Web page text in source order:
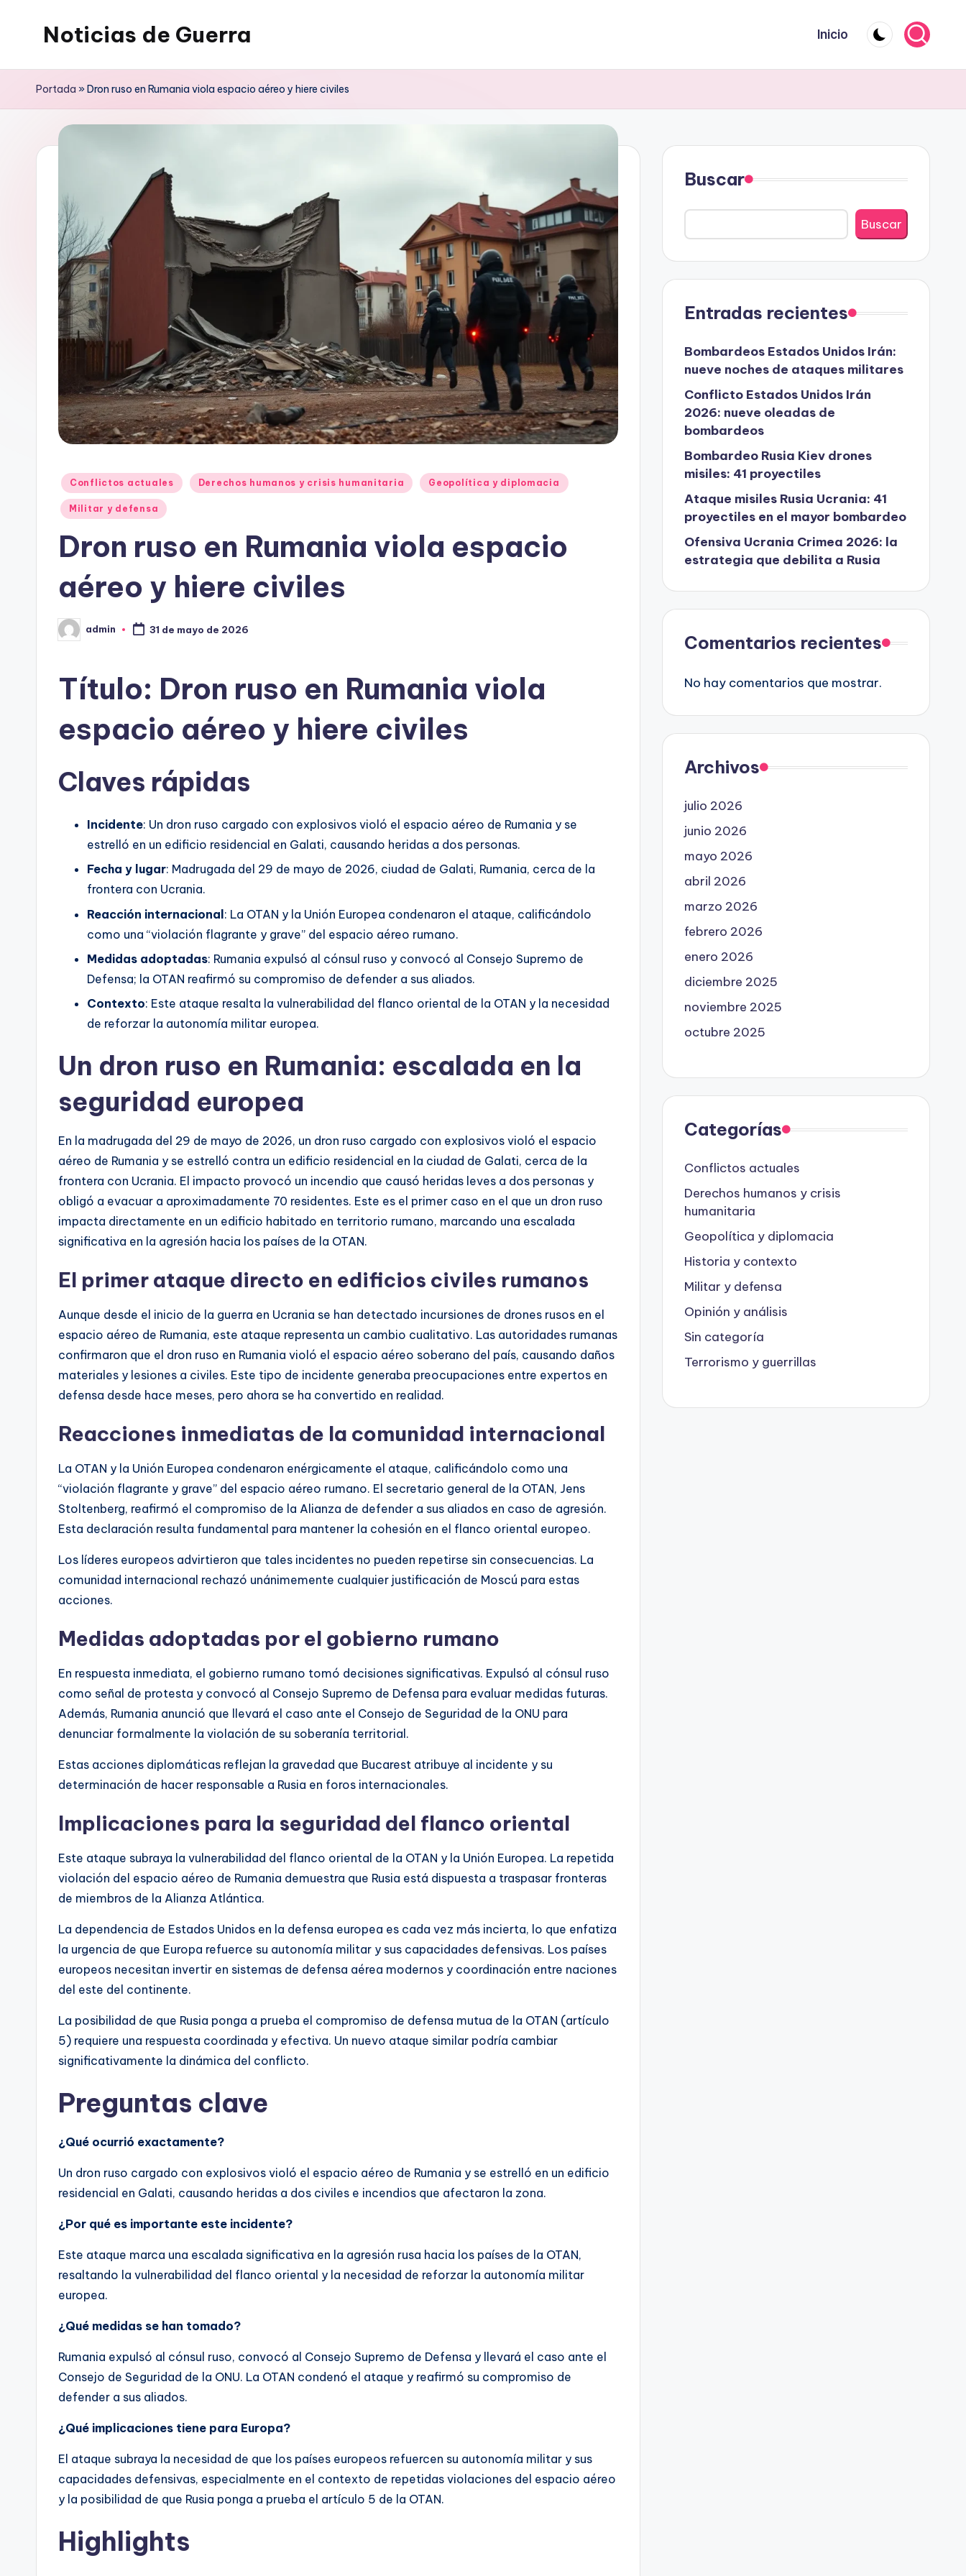
Noticias de Guerra Inicio
Portada »Dron ruso en Rumania viola espacio aéreo y hiere civiles
Publicado
en
Conflictos actuales Derechos humanos y crisis humanitaria Geopolítica y diplomacia
Militar y defensa
Dron ruso en Rumania viola espacio
aéreo y hiere civiles
Publicado
por
admin 31 de mayo de 2026
Título: Dron ruso en Rumania viola
espacio aéreo y hiere civiles
Claves rápidas
Incidente: Un dron ruso cargado con explosivos violó el espacio aéreo de Rumania y se
estrelló en un edificio residencial en Galati, causando heridas a dos personas.
Fecha y lugar: Madrugada del 29 de mayo de 2026, ciudad de Galati, Rumania, cerca de la
frontera con Ucrania.
Reacción internacional: La OTAN y la Unión Europea condenaron el ataque, calificándolo
como una “violación flagrante y grave” del espacio aéreo rumano.
Medidas adoptadas: Rumania expulsó al cónsul ruso y convocó al Consejo Supremo de
Defensa; la OTAN reafirmó su compromiso de defender a sus aliados.
Contexto: Este ataque resalta la vulnerabilidad del flanco oriental de la OTAN y la necesidad
de reforzar la autonomía militar europea.
Un dron ruso en Rumania: escalada en la
seguridad europea
En la madrugada del 29 de mayo de 2026, un dron ruso cargado con explosivos violó el espacio
aéreo de Rumania y se estrelló contra un edificio residencial en la ciudad de Galati, cerca de la
frontera con Ucrania. El impacto provocó un incendio que causó heridas leves a dos personas y
obligó a evacuar a aproximadamente 70 residentes. Este es el primer caso en el que un dron ruso
impacta directamente en un edificio habitado en territorio rumano, marcando una escalada
significativa en la agresión hacia los países de la OTAN.
El primer ataque directo en edificios civiles rumanos
Aunque desde el inicio de la guerra en Ucrania se han detectado incursiones de drones rusos en el
espacio aéreo de Rumania, este ataque representa un cambio cualitativo. Las autoridades rumanas
confirmaron que el dron ruso en Rumania violó el espacio aéreo soberano del país, causando daños
materiales y lesiones a civiles. Este tipo de incidente generaba preocupaciones entre expertos en
defensa desde hace meses, pero ahora se ha convertido en realidad.
Reacciones inmediatas de la comunidad internacional
La OTAN y la Unión Europea condenaron enérgicamente el ataque, calificándolo como una
“violación flagrante y grave” del espacio aéreo rumano. El secretario general de la OTAN, Jens
Stoltenberg, reafirmó el compromiso de la Alianza de defender a sus aliados en caso de agresión.
Esta declaración resulta fundamental para mantener la cohesión en el flanco oriental europeo.
Los líderes europeos advirtieron que tales incidentes no pueden repetirse sin consecuencias. La
comunidad internacional rechazó unánimemente cualquier justificación de Moscú para estas
acciones.
Medidas adoptadas por el gobierno rumano
En respuesta inmediata, el gobierno rumano tomó decisiones significativas. Expulsó al cónsul ruso
como señal de protesta y convocó al Consejo Supremo de Defensa para evaluar medidas futuras.
Además, Rumania anunció que llevará el caso ante el Consejo de Seguridad de la ONU para
denunciar formalmente la violación de su soberanía territorial.
Estas acciones diplomáticas reflejan la gravedad que Bucarest atribuye al incidente y su
determinación de hacer responsable a Rusia en foros internacionales.
Implicaciones para la seguridad del flanco oriental
Este ataque subraya la vulnerabilidad del flanco oriental de la OTAN y la Unión Europea. La repetida
violación del espacio aéreo de Rumania demuestra que Rusia está dispuesta a traspasar fronteras
de miembros de la Alianza Atlántica.
La dependencia de Estados Unidos en la defensa europea es cada vez más incierta, lo que enfatiza
la urgencia de que Europa refuerce su autonomía militar y sus capacidades defensivas. Los países
europeos necesitan invertir en sistemas de defensa aérea modernos y coordinación entre naciones
del este del continente.
La posibilidad de que Rusia ponga a prueba el compromiso de defensa mutua de la OTAN (artículo
5) requiere una respuesta coordinada y efectiva. Un nuevo ataque similar podría cambiar
significativamente la dinámica del conflicto.
Preguntas clave
¿Qué ocurrió exactamente?
Un dron ruso cargado con explosivos violó el espacio aéreo de Rumania y se estrelló en un edificio
residencial en Galati, causando heridas a dos civiles e incendios que afectaron la zona.
¿Por qué es importante este incidente?
Este ataque marca una escalada significativa en la agresión rusa hacia los países de la OTAN,
resaltando la vulnerabilidad del flanco oriental y la necesidad de reforzar la autonomía militar
europea.
¿Qué medidas se han tomado?
Rumania expulsó al cónsul ruso, convocó al Consejo Supremo de Defensa y llevará el caso ante el
Consejo de Seguridad de la ONU. La OTAN condenó el ataque y reafirmó su compromiso de
defender a sus aliados.
¿Qué implicaciones tiene para Europa?
El ataque subraya la necesidad de que los países europeos refuercen su autonomía militar y sus
capacidades defensivas, especialmente en el contexto de repetidas violaciones del espacio aéreo
y la posibilidad de que Rusia ponga a prueba el artículo 5 de la OTAN.
Highlights
Buscar
Buscar
Entradas recientes
Bombardeos Estados Unidos Irán:
nueve noches de ataques militares
Conflicto Estados Unidos Irán
2026: nueve oleadas de
bombardeos
Bombardeo Rusia Kiev drones
misiles: 41 proyectiles
Ataque misiles Rusia Ucrania: 41
proyectiles en el mayor bombardeo
Ofensiva Ucrania Crimea 2026: la
estrategia que debilita a Rusia
Comentarios recientes
No hay comentarios que mostrar.
Archivos
julio 2026
junio 2026
mayo 2026
abril 2026
marzo 2026
febrero 2026
enero 2026
diciembre 2025
noviembre 2025
octubre 2025
Categorías
Conflictos actuales
Derechos humanos y crisis
humanitaria
Geopolítica y diplomacia
Historia y contexto
Militar y defensa
Opinión y análisis
Sin categoría
Terrorismo y guerrillas